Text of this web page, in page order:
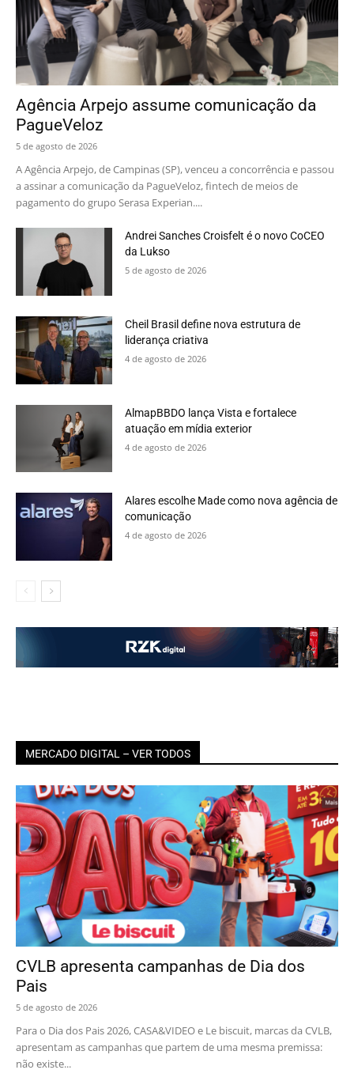
Agência Arpejo assume comunicação da
PagueVeloz
5 de agosto de 2026
A Agência Arpejo, de Campinas (SP), venceu a concorrência e passou
a assinar a comunicação da PagueVeloz, fintech de meios de
pagamento do grupo Serasa Experian....
Andrei Sanches Croisfelt é o novo CoCEO
da Lukso
5 de agosto de 2026
Cheil Brasil define nova estrutura de
liderança criativa
4 de agosto de 2026
AlmapBBDO lança Vista e fortalece
atuação em mídia exterior
4 de agosto de 2026
Alares escolhe Made como nova agência de
comunicação
4 de agosto de 2026
MERCADO DIGITAL – VER TODOS
CVLB apresenta campanhas de Dia dos
Pais
5 de agosto de 2026
Para o Dia dos Pais 2026, CASA&VIDEO e Le biscuit, marcas da CVLB,
apresentam as campanhas que partem de uma mesma premissa:
não existe...